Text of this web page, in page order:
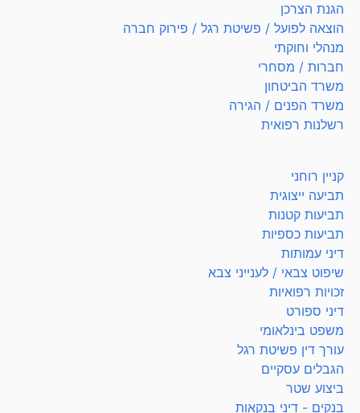
הגנת הצרכן
הוצאה לפועל / פשיטת רגל / פירוק חברה
מנהלי וחוקתי
חברות / מסחרי
משרד הביטחון
משרד הפנים / הגירה
רשלנות רפואית
קניין רוחני
תביעה ייצוגית
תביעות קטנות
תביעות כספיות
דיני עמותות
שיפוט צבאי / לענייני צבא
זכויות רפואיות
דיני ספורט
משפט בינלאומי
עורך דין פשיטת רגל
הגבלים עסקיים
ביצוע שטר
בנקים - דיני בנקאות